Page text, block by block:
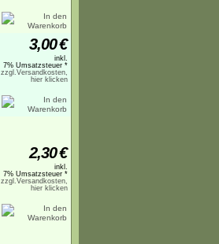
3,00€
inkl.
7% Umsatzsteuer *
zzgl.Versandkosten,
hier klicken
2,30€
inkl.
7% Umsatzsteuer *
zzgl.Versandkosten,
hier klicken